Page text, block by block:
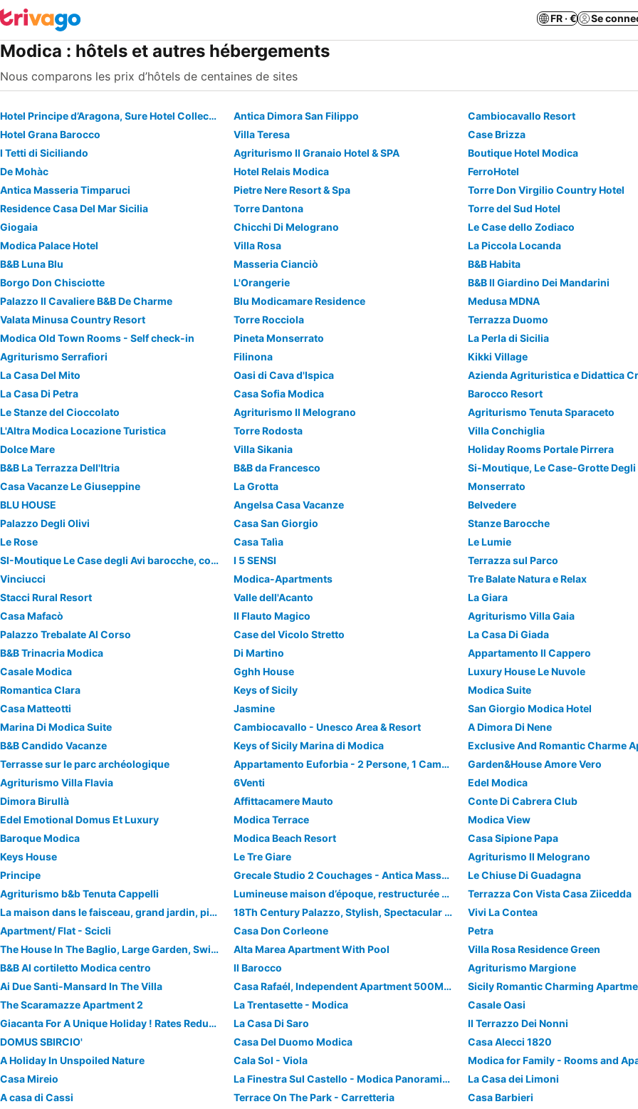
FR · € Se
Modica : hôtels et autres hébergements
Nous comparons les prix d’hôtels de centaines de sites
Hotel Principe d’Aragona, Sure Hotel Collection by Best Western Antica Dimora San Filippo
Cambiocavallo Resort
Hotel Grana Barocco
Villa Teresa
Case Brizza
I Tetti di Siciliando
Agriturismo Il Granaio Hotel & SPA
Boutique Hotel Modica
De Mohàc
Hotel Relais Modica
FerroHotel
Antica Masseria Timparuci
Pietre Nere Resort & Spa
Torre Don Virgilio Country Hotel
Residence Casa Del Mar Sicilia
Torre Dantona
Torre del Sud Hotel
Giogaia
Chicchi Di Melograno
Le Case dello Zodiaco
Modica Palace Hotel
Villa Rosa
La Piccola Locanda
B&B Luna Blu
Masseria Cianciò
B&B Habita
Borgo Don Chisciotte
L'Orangerie
B&B Il Giardino Dei Mandarini
Palazzo Il Cavaliere B&B De Charme
Blu Modicamare Residence
Medusa MDNA
Valata Minusa Country Resort
Torre Rocciola
Terrazza Duomo
Modica Old Town Rooms - Self check-in
Pineta Monserrato
La Perla di Sicilia
Agriturismo Serrafiori
Filinona
Kikki Village
La Casa Del Mito
Oasi di Cava d'Ispica
Azienda Agrituristica e Didattica
La Casa Di Petra
Casa Sofia Modica
Barocco Resort
Le Stanze del Cioccolato
Agriturismo Il Melograno
Agriturismo Tenuta Sparaceto
L'Altra Modica Locazione Turistica
Torre Rodosta
Villa Conchiglia
Dolce Mare
Villa Sikania
Holiday Rooms Portale Pirrera
B&B La Terrazza Dell'Itria
B&B da Francesco
Si-Moutique, Le Case-Grotte Degli
Casa Vacanze Le Giuseppine
La Grotta
Monserrato
BLU HOUSE
Angelsa Casa Vacanze
Belvedere
Palazzo Degli Olivi
Casa San Giorgio
Stanze Barocche
Le Rose
Casa Talìa
Le Lumie
SI-Moutique Le Case degli Avi barocche, con terrazza panoramica
I 5 SENSI
Terrazza sul Parco
Vinciucci
Modica-Apartments
Tre Balate Natura e Relax
Stacci Rural Resort
Valle dell'Acanto
La Giara
Casa Mafacò
Il Flauto Magico
Agriturismo Villa Gaia
Palazzo Trebalate Al Corso
Case del Vicolo Stretto
La Casa Di Giada
B&B Trinacria Modica
Di Martino
Appartamento Il Cappero
Casale Modica
Gghh House
Luxury House Le Nuvole
Romantica Clara
Keys of Sicily
Modica Suite
Casa Matteotti
Jasmine
San Giorgio Modica Hotel
Marina Di Modica Suite
Cambiocavallo - Unesco Area & Resort
A Dimora Di Nene
B&B Candido Vacanze
Keys of Sicily Marina di Modica
Terrasse sur le parc archéologique
Appartamento Euforbia - 2 Persone, 1 Camera Da Letto
Garden&House Amore Vero
Agriturismo Villa Flavia
6Venti
Edel Modica
Dimora Birullà
Affittacamere Mauto
Conte Di Cabrera Club
Edel Emotional Domus Et Luxury
Modica Terrace
Modica View
Baroque Modica
Modica Beach Resort
Casa Sipione Papa
Keys House
Le Tre Giare
Agriturismo Il Melograno
Principe
Grecale Studio 2 Couchages - Antica Masseria Timparuci - Modica - Sicile
Le Chiuse Di Guadagna
Agriturismo b&b Tenuta Cappelli
Lumineuse maison d’époque, restructurée avec soin, avec vue splendide sur la ville baroque de Modica.
Terrazza Con Vista Casa Ziicedda
La maison dans le faisceau, grand jardin, piscine, wi-fi, jardin bio
18Th Century Palazzo, Stylish, Spectacular Views, Concierge Service
Vivi La Contea
Apartment/ Flat - Scicli
Casa Don Corleone
Petra
The House In The Baglio, Large Garden, Swimming Pool, Wi-fi, Organic Vegetable Garden
Alta Marea Apartment With Pool
Villa Rosa Residence Green
B&B Al cortiletto Modica centro
Il Barocco
Agriturismo Margione
Ai Due Santi-Mansard In The Villa
Casa Rafaél, Independent Apartment 500M From The Beach In Marina Di Modica
The Scaramazze Apartment 2
La Trentasette - Modica
Casale Oasi
Giacanta For A Unique Holiday ! Rates Reduced In September
La Casa Di Saro
Il Terrazzo Dei Nonni
DOMUS SBIRCIO'
Casa Del Duomo Modica
Casa Alecci 1820
A Holiday In Unspoiled Nature
Cala Sol - Viola
Modica for Family - Rooms and
Casa Mireio
La Finestra Sul Castello - Modica Panoramic Flats
La Casa dei Limoni
A casa di Cassi
Terrace On The Park - Carretteria
Casa Barbieri